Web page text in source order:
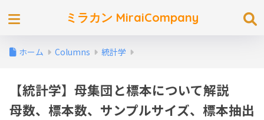
ミラカン MiraiCompany
ホーム Columns 統計学
【統計学】母集団と標本について解説
母数、標本数、サンプルサイズ、標本抽出